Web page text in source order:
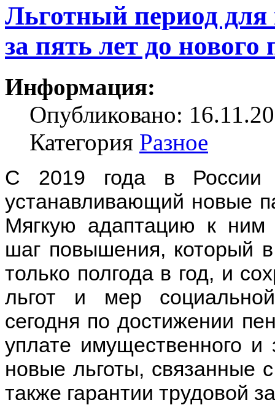
Льготный период для
за пять лет до нового
Информация:
Опубликовано:
Категория Разное
С 2019 года в России
устанавливающий новые
Мягкую адаптацию к ним
шаг повышения, который
только полгода в год, и
льгот и мер
сегодня по достижении
уплате имущественного и
новые льготы, связанные
также гарантии трудовой